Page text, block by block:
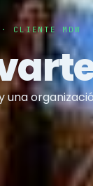
CLIENTE MDW